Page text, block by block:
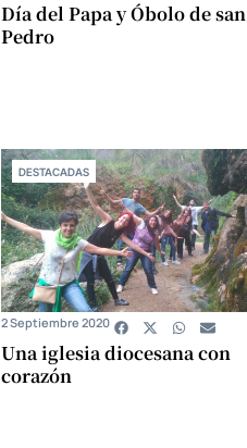
Día del Papa y Óbolo de san
Pedro
DESTACADAS
Una iglesia diocesana con
corazón
2 Septiembre 2020